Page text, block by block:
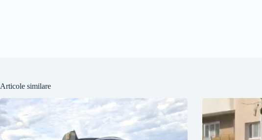
Articole similare